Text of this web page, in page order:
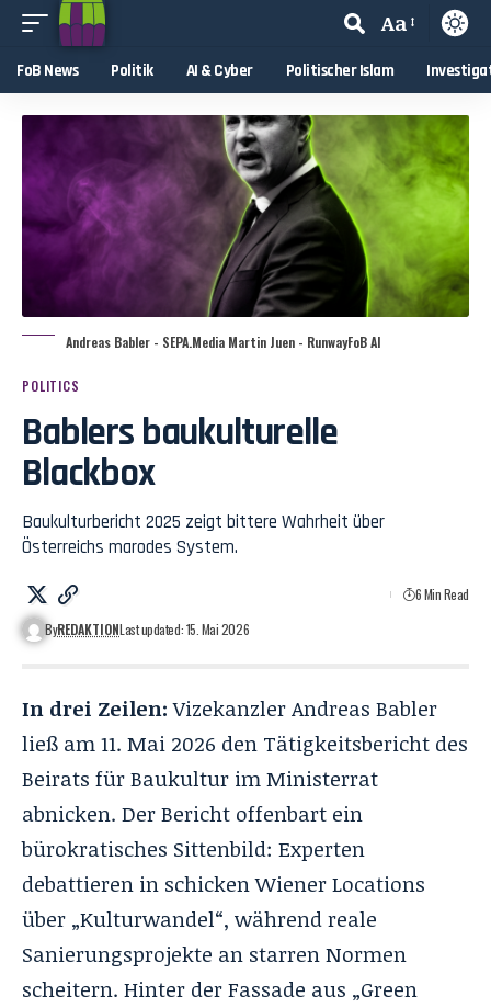
Aa
FoB News Politik AI & Cyber Politischer Islam
Andreas Babler - SEPA.Media Martin Juen - RunwayFoB AI
POLITICS
Bablers baukulturelle
Blackbox
Baukulturbericht 2025 zeigt bittere Wahrheit über
Österreichs marodes System.
ByREDAKTIONLast updated: 15. Mai 2026
6 Min Read
In drei Zeilen:Vizekanzler Andreas Babler
ließ am 11. Mai 2026 den Tätigkeitsbericht des
Beirats für Baukultur im Ministerrat
abnicken. Der Bericht offenbart ein
bürokratisches Sittenbild: Experten
debattieren in schicken Wiener Locations
über „Kulturwandel“, während reale
Sanierungsprojekte an starren Normen
scheitern. Hinter der Fassade aus „Green